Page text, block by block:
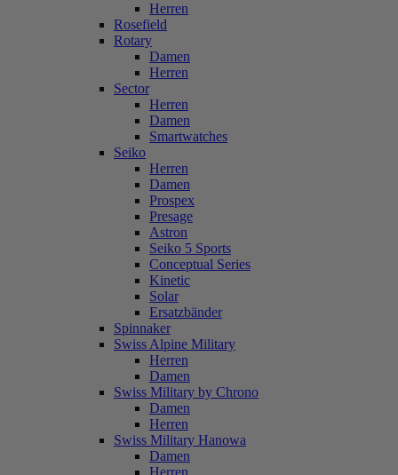
Herren
Rosefield
Rotary
Damen
Herren
Sector
Herren
Damen
Smartwatches
Seiko
Herren
Damen
Prospex
Presage
Astron
Seiko 5 Sports
Conceptual Series
Kinetic
Solar
Ersatzbänder
Spinnaker
Swiss Alpine Military
Herren
Damen
Swiss Military by Chrono
Damen
Herren
Swiss Military Hanowa
Damen
Herren